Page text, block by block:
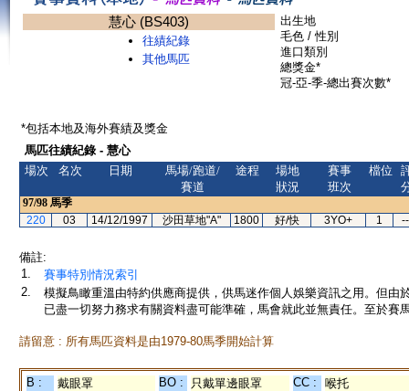
慧心 (BS403)
往績紀錄
其他馬匹
出生地
毛色 / 性別
進口類別
總獎金*
冠-亞-季-總出賽次數*
*包括本地及海外賽績及獎金
馬匹往績紀錄 - 慧心
場次
名次 日期
馬場/跑道/
賽道
途程
場地
狀況
賽事
班次
檔位
97/98 馬季
220
03 14/12/1997 沙田草地"A" 1800 好/快 3YO+ 1 --
備註:
1.
賽事特別情況索引
2.
模擬鳥瞰重溫由特約供應商提供，供馬迷作個人娛樂資訊之用。但
已盡一切努力務求有關資料盡可能準確，馬會就此並無責任。至於賽
請留意 : 所有馬匹資料是由1979-80馬季開始計算
B : 戴眼罩 BO : 只戴單邊眼罩 CC :
喉托